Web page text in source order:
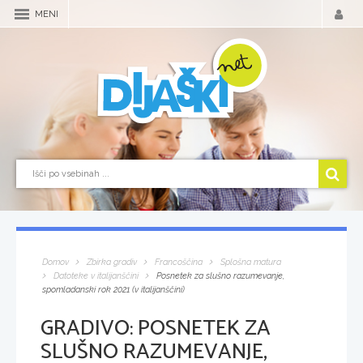
MENI
Domov Zbirka gradiv Francoščina
Splošna matura
Datoteke v italijanščini
Posnetek za slušno razumevanje,
spomladanski rok 2021 (v italijanščini)
GRADIVO:POSNETEK ZA
SLUŠNO RAZUMEVANJE,